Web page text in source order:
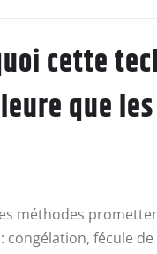
cette
que
méthodes
congélation, fécule de